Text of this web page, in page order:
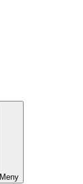
Meny